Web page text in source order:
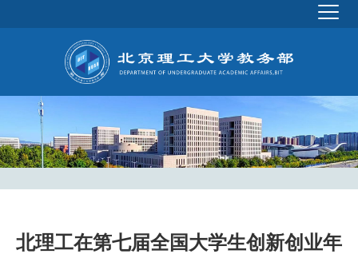
北理工在第七届全国大学生创新创业年